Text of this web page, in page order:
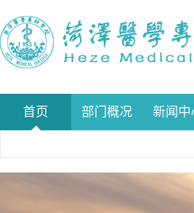
首页 部门概况 新闻中